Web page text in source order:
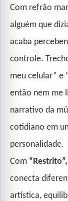
Com refrão
alguém que
acaba
controle.
meu celular” e
então nem me
narrativo da
cotidiano em
personalidade.
Com “Restrito”,
conecta
artística,